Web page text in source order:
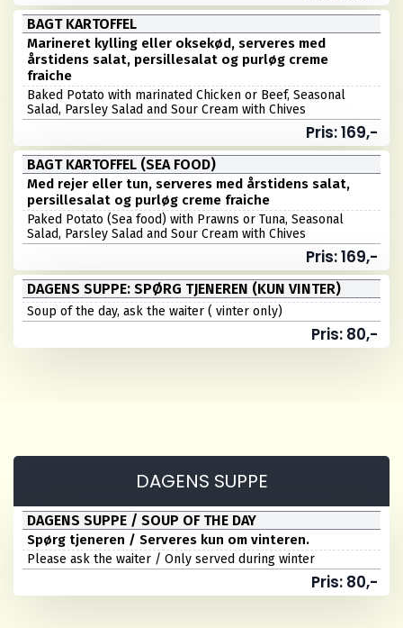
BAGT KARTOFFEL
Marineret kylling eller oksekød, serveres med
årstidens salat, persillesalat og purløg creme
fraiche
Baked Potato with marinated Chicken or Beef, Seasonal
Salad, Parsley Salad and Sour Cream with Chives
Pris: 169,-
BAGT KARTOFFEL (SEA FOOD)
Med rejer eller tun, serveres med årstidens salat,
persillesalat og purløg creme fraiche
Paked Potato (Sea food) with Prawns or Tuna, Seasonal
Salad, Parsley Salad and Sour Cream with Chives
Pris: 169,-
DAGENS SUPPE: SPØRG TJENEREN (KUN VINTER)
Soup of the day, ask the waiter ( vinter only)
Pris: 80,-
DAGENS SUPPE
DAGENS SUPPE / SOUP OF THE DAY
Spørg tjeneren / Serveres kun om vinteren.
Please ask the waiter / Only served during winter
Pris: 80,-